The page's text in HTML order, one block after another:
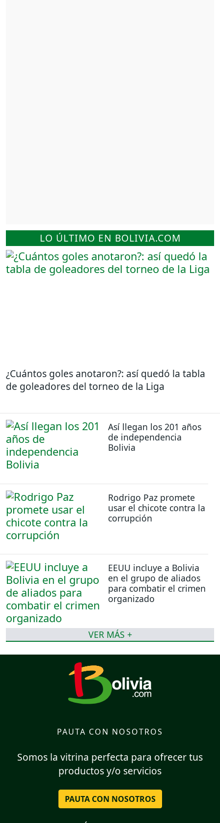
LO ÚLTIMO EN BOLIVIA.COM
¿Cuántos goles anotaron?: así quedó la tabla
de goleadores del torneo de la Liga
Así llegan los 201 años
de independencia
Bolivia
Rodrigo Paz promete
usar el chicote contra la
corrupción
EEUU incluye a Bolivia
en el grupo de aliados
para combatir el crimen
organizado
VER MÁS +
PAUTA CON NOSOTROS
Somos la vitrina perfecta para ofrecer tus
productos y/o servicios
PAUTA CON NOSOTROS